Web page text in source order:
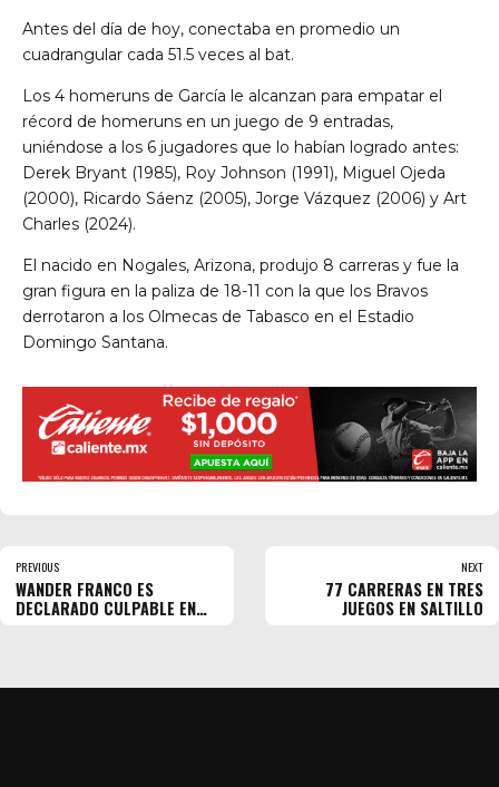
Antes del día de hoy, conectaba en promedio un
cuadrangular cada 51.5 veces al bat.
Los 4 homeruns de García le alcanzan para empatar el
récord de homeruns en un juego de 9 entradas,
uniéndose a los 6 jugadores que lo habían logrado antes:
Derek Bryant (1985), Roy Johnson (1991), Miguel Ojeda
(2000), Ricardo Sáenz (2005), Jorge Vázquez (2006) y Art
Charles (2024).
El nacido en Nogales, Arizona, produjo 8 carreras y fue la
gran figura en la paliza de 18-11 con la que los Bravos
derrotaron a los Olmecas de Tabasco en el Estadio
Domingo Santana.
PREVIOUS
WANDER FRANCO ES
DECLARADO CULPABLE EN
NEXT
77 CARRERAS EN TRES
JUEGOS EN SALTILLO